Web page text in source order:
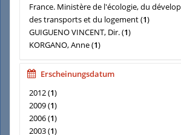
France. Ministère de l'écologie, du
des transports et du logement(1)
GUIGUENO VINCENT, Dir.(1)
KORGANO, Anne(1)
et al.(1)
Erscheinungsdatum
2012(1)
2009(1)
2006(1)
2003(1)